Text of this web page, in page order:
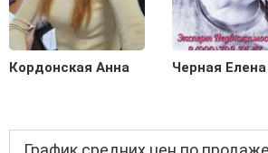
Кордонская Анна Черная Елена